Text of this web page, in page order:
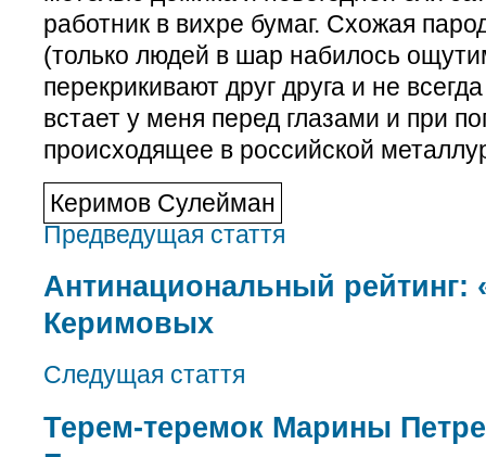
работник в вихре бумаг. Схожая
(только людей в шар набилось
перекрикивают друг друга и не
встает у меня перед глазами и при
происходящее в российской
Керимов Сулейман
Предведущая стаття
Антинациональный рейтинг:
Керимовых
Следущая стаття
Терем-теремок Марины